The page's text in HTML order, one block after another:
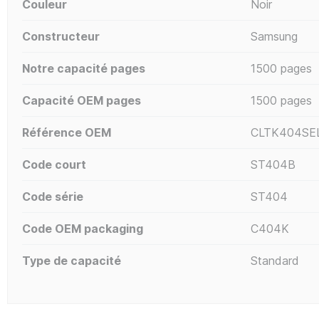
Couleur Noir
Constructeur Samsung
Notre capacité pages 1500 pages
Capacité OEM pages 1500 pages
Référence OEM
Code court ST404B
Code série ST404
Code OEM packaging C404K
Type de capacité Standard